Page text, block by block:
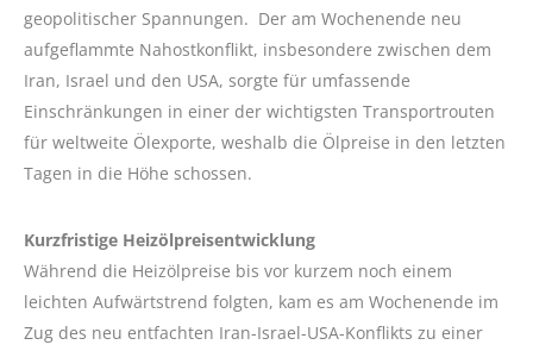
geopolitischer Spannungen. Der am Wochenende neu
aufgeflammte Nahostkonflikt, insbesondere zwischen dem
Iran, Israel und den USA, sorgte für umfassende
Einschränkungen in einer der wichtigsten Transportrouten
für weltweite Ölexporte, weshalb die Ölpreise in den letzten
Tagen in die Höhe schossen.
Kurzfristige Heizölpreisentwicklung
Während die Heizölpreise bis vor kurzem noch einem
leichten Aufwärtstrend folgten, kam es am Wochenende im
Zug des neu entfachten Iran-Israel-USA-Konflikts zu einer